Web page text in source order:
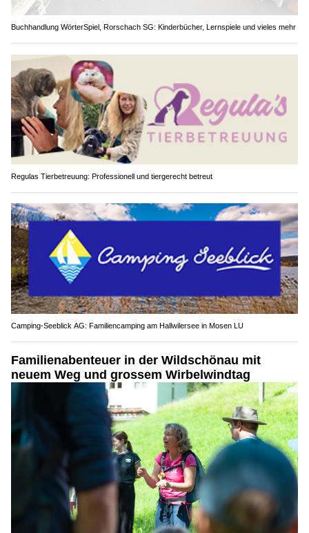
Buchhandlung WörterSpiel, Rorschach SG: Kinderbücher, Lernspiele und vieles mehr
Regulas Tierbetreuung: Professionell und tiergerecht betreut
Camping-Seeblick AG: Familiencamping am Hallwilersee in Mosen LU
Familienabenteuer in der Wildschönau mit
neuem Weg und grossem Wirbelwindtag